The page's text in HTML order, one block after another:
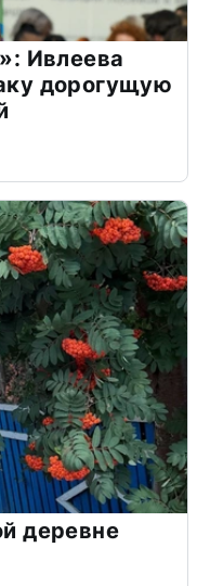
Ивлеева
дорогущую
деревне